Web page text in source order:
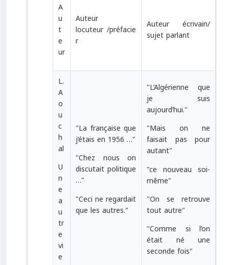
A
u
t
e
ur
Auteur
locuteur /préfacie
r
Auteur écrivain/
sujet parlant
L.
A
o
u
c
h
al
U
n
e
a
u
tr
e
vi
e
"La française que
j’étais en 1956 …"
"Chez nous on
discutait politique
…"
"Ceci ne regardait
que les autres."
"L’Algérienne que
je suis
aujourd’hui."
"Mais on ne
faisait pas pour
autant"
"ce nouveau soi-
même"
"On se retrouve
tout autre"
"Comme si l’on
était né une
seconde fois"